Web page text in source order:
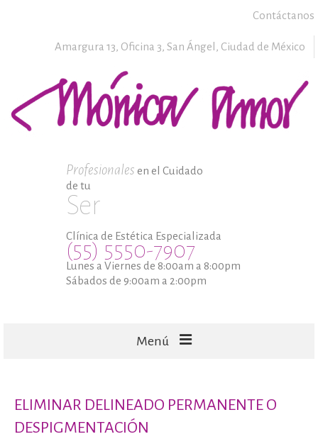
Contáctanos
Amargura 13, Oficina 3, San Ángel, Ciudad de México
Profesionales en el Cuidado
de tu
Ser
Clínica de Estética Especializada
(55) 5550-7907
Lunes a Viernes de 8:00am a 8:00pm
Sábados de 9:00am a 2:00pm
Menú
CORPORALES
ELIMINAR DELINEADO PERMANENTE O
DESPIGMENTACIÓN